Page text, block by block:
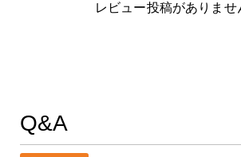
レビュー投稿がありませ
Q&A